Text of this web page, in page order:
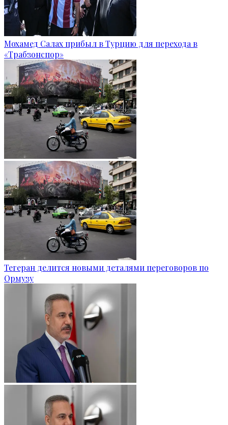
Мохамед Салах прибыл в Турцию для перехода в
«Трабзонспор»
Тегеран делится новыми деталями переговоров по
Ормузу